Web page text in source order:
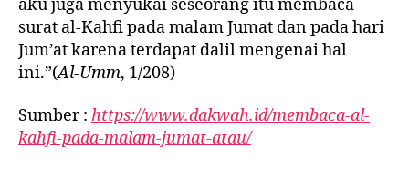
aku juga menyukai seseorang itu membaca
surat al-Kahfi pada malam Jumat dan pada hari
Jum’at karena terdapat dalil mengenai hal
ini.”(Al-Umm, 1/208)
Sumber : https://www.dakwah.id/membaca-al-
kahfi-pada-malam-jumat-atau/